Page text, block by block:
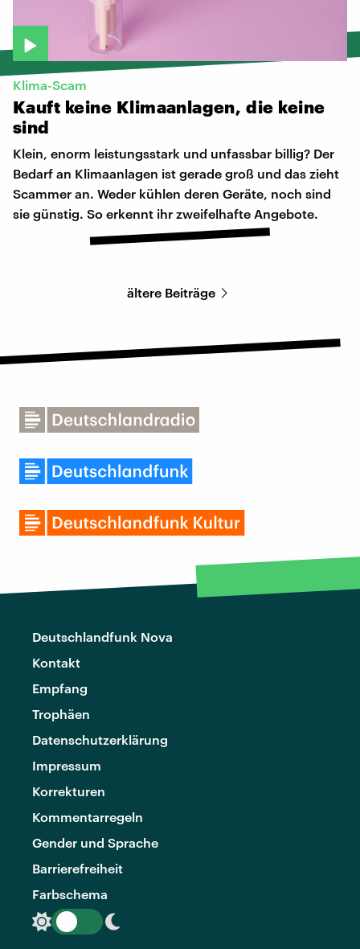
Klima-Scam
Kauft keine Klimaanlagen, die keine
sind
Klein, enorm leistungsstark und unfassbar billig? Der
Bedarf an Klimaanlagen ist gerade groß und das zieht
Scammer an. Weder kühlen deren Geräte, noch sind
sie günstig. So erkennt ihr zweifelhafte Angebote.
ältere Beiträge
Deutschlandfunk Nova
Kontakt
Empfang
Trophäen
Datenschutzerklärung
Impressum
Korrekturen
Kommentarregeln
Gender und Sprache
Barrierefreiheit
Farbschema